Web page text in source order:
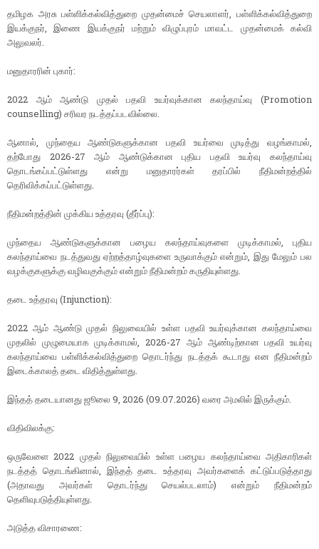
தமிழக அரசு பள்ளிக்கல்வித்துறை முதன்மைச் செயலாளர், பள்ளிக்கல்வித்துறை
இயக்குநர், இணை இயக்குநர் மற்றும் விழுப்புரம் மாவட்ட முதன்மைக் கல்வி
அலுவலர்.
மனுதாரரின் புகார்:
2022 ஆம் ஆண்டு முதல் பதவி உயர்வுக்கான கலந்தாய்வு (Promotion
counselling) சரிவர நடத்தப்படவில்லை.
ஆனால், முந்தைய ஆண்டுகளுக்கான பதவி உயர்வை முடித்து வழங்காமல்,
தற்போது 2026-27 ஆம் ஆண்டுக்கான புதிய பதவி உயர்வு கலந்தாய்வு
தொடங்கப்பட்டுள்ளது என்று மனுதாரர்கள் தரப்பில் நீதிமன்றத்தில்
தெரிவிக்கப்பட்டுள்ளது.
நீதிமன்றத்தின் முக்கிய உத்தரவு (தீர்ப்பு):
முந்தைய ஆண்டுகளுக்கான பழைய கலந்தாய்வுகளை முடிக்காமல், புதிய
கலந்தாய்வை நடத்துவது ஏற்றத்தாழ்வுகளை உருவாக்கும் என்றும், இது மேலும் பல
வழக்குகளுக்கு வழிவகுக்கும் என்றும் நீதிமன்றம் கருதியுள்ளது.
தடை உத்தரவு (Injunction):
2022 ஆம் ஆண்டு முதல் நிலுவையில் உள்ள பதவி உயர்வுக்கான கலந்தாய்வை
முதலில் முழுமையாக முடிக்காமல், 2026-27 ஆம் ஆண்டிற்கான பதவி உயர்வு
கலந்தாய்வை பள்ளிக்கல்வித்துறை தொடர்ந்து நடத்தக் கூடாது என நீதிமன்றம்
இடைக்காலத் தடை விதித்துள்ளது.
இந்தத் தடையானது ஜூலை 9, 2026 (09.07.2026) வரை அமலில் இருக்கும்.
விதிவிலக்கு:
ஒருவேளை 2022 முதல் நிலுவையில் உள்ள பழைய கலந்தாய்வை அதிகாரிகள்
நடத்தத் தொடங்கினால், இந்தத் தடை உத்தரவு அவர்களைக் கட்டுப்படுத்தாது
(அதாவது அவர்கள் தொடர்ந்து செயல்படலாம்) என்றும் நீதிமன்றம்
தெளிவுபடுத்தியுள்ளது.
அடுத்த விசாரணை: